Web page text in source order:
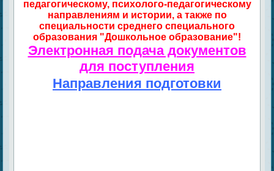
педагогическому, психолого-педагогическому
направлениям и истории, а также по
специальности среднего специального
образования "Дошкольное образование"!
Электронная подача документов
для поступления
Направления подготовки